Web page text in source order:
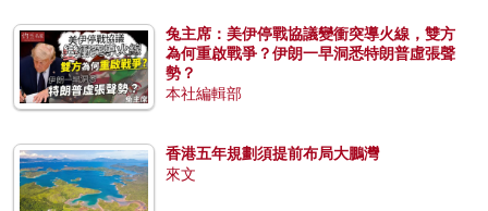
兔主席：美伊停戰協議變衝突導火線，雙方
為何重啟戰爭？伊朗一早洞悉特朗普虛張聲
勢？
本社編輯部
香港五年規劃須提前布局大鵬灣
來文